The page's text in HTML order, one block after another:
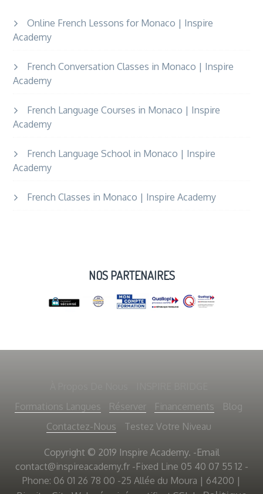
Online French Lessons for Monaco | Inspire
Academy
French Conversation Classes in Monaco | Inspire
Academy
French Language Courses in Monaco | Inspire
Academy
French Language School in Monaco | Inspire
Academy
French Classes in Monaco | Inspire Academy
NOS PARTENAIRES
Formations Langues
Réserver Financements
Blog
Contactez-Nous
Testez Votre Niveau
Copyright © 2019 Inspire Academy. -Email
contact@inspireacademy.fr-Fixed Line 05 40 07 55 12 -
Phone: 06 01 26 78 00 -25 Allée du Moura | 64200 |